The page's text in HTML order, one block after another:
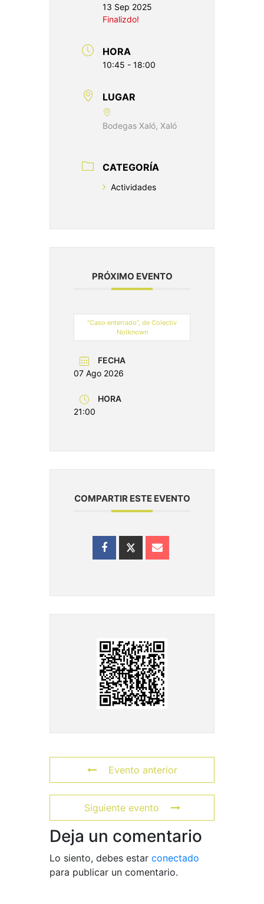
13 Sep 2025
Finalizdo!
HORA
10:45 - 18:00
LUGAR
Bodegas Xaló, Xaló
CATEGORÍA
Actividades
PRÓXIMO EVENTO
“Caso enterrado”, de Colectiv
Notknown
FECHA
07 Ago 2026
HORA
21:00
COMPARTIR ESTE EVENTO
Evento anterior
Siguiente evento
Deja un comentario
Lo siento, debes estar conectado
para publicar un comentario.